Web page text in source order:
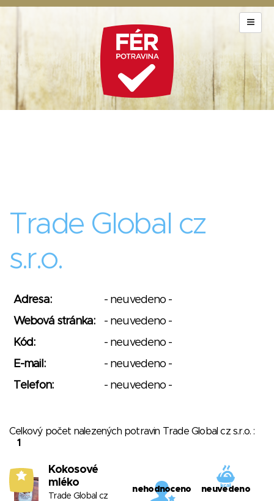
Trade Global cz
s.r.o.
Adresa:
- neuvedeno -
Webová stránka:
- neuvedeno -
Kód:
- neuvedeno -
E-mail:
- neuvedeno -
Telefon:
- neuvedeno -
Celkový počet nalezených potravin Trade Global cz s.r.o. :
1
5
Kokosové
mléko
Trade Global cz
nehodnoceno neuvedeno